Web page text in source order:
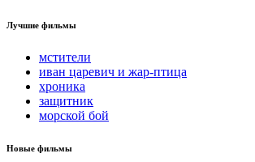
Лучшие фильмы
мстители
иван царевич и жар-птица
хроника
защитник
морской бой
Новые фильмы